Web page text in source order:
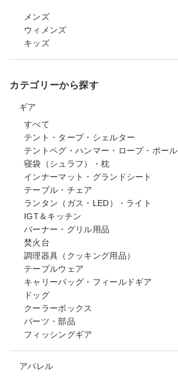
メンズ
ウィメンズ
キッズ
カテゴリーから探す
ギア
すべて
テント・タープ・シェルター
テントペグ・ハンマー・ロープ・ポール
寝袋（シュラフ）・枕
インナーマット・グランドシート
テーブル・チェア
ランタン（ガス・LED）・ライト
IGT＆キッチン
バーナー・グリル用品
焚火台
調理器具（クッキング用品）
テーブルウェア
キャリーバッグ・フィールドギア
ドッグ
クーラーボックス
パーツ・部品
フィッシングギア
アパレル